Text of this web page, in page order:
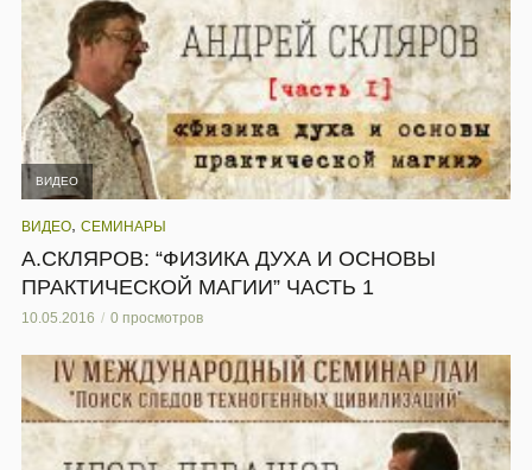
ВИДЕО
ВИДЕО, СЕМИНАРЫ
А.СКЛЯРОВ: “ФИЗИКА ДУХА И ОСНОВЫ
ПРАКТИЧЕСКОЙ МАГИИ” ЧАСТЬ 1
10.05.2016 0 просмотров